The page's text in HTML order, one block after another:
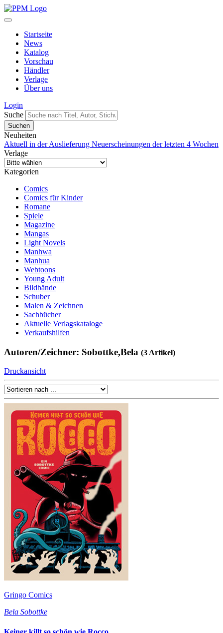
Startseite
News
Katalog
Vorschau
Händler
Verlage
Über uns
Login
Suche
Neuheiten
Aktuell in der Auslieferung Neuerscheinungen der letzten 4 Wochen
Verlage
Kategorien
Comics
Comics für Kinder
Romane
Spiele
Magazine
Mangas
Light Novels
Manhwa
Manhua
Webtoons
Young Adult
Bildbände
Schuber
Malen & Zeichnen
Sachbücher
Aktuelle Verlagskataloge
Verkaufshilfen
Autoren/Zeichner: Sobottke,Bela (3 Artikel)
Druckansicht
Gringo Comics
Bela Sobottke